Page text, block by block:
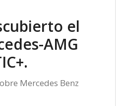
el
AMG
Mercedes Benz